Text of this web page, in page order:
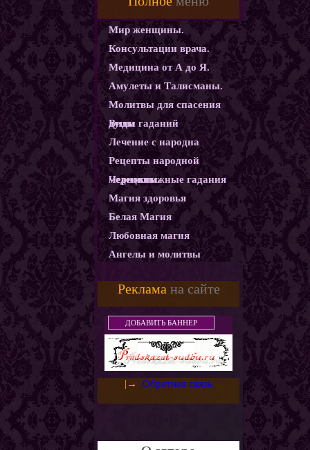
Мир женщины.
Консультации врача.
Медицина от А до Я.
Амулеты и Талисманы.
Молитвы для спасения
души
Виды гаданий
Лечение с народна
Рецепты народной
медецины.
Чернокнижные гадания
Магия здоровья
Белая Магия
Любовная магия
Ангелы и молитвы
Магические ритуалы
Демоны и Бесы
Колдовство
Магия защиты
Использование монет как
амулетов и талисманов
Слияние с деньгами.
Денежный горшочек
Золотое денежное
Реклама на сайте
ДОБАВИТЬ БАННЕР
|→ Обратная связь